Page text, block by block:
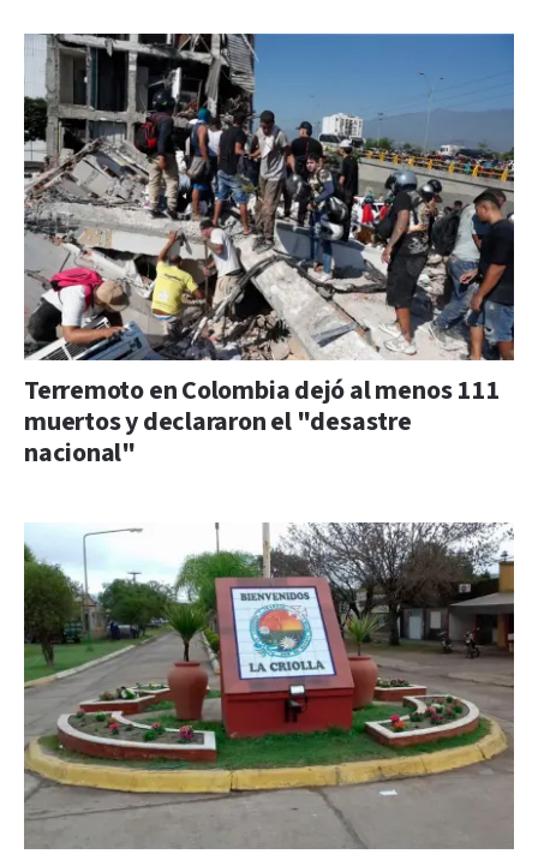
Terremoto en Colombia dejó al menos 111
muertos y declararon el "desastre
nacional"